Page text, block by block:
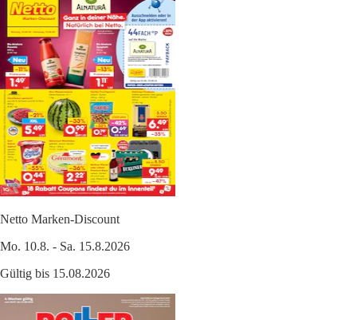
Netto Marken-Discount
Mo. 10.8. - Sa. 15.8.2026
Gültig bis 15.08.2026